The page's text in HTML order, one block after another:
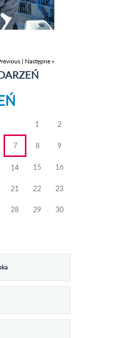
| Następne »
1 2
7 8 9
14 15 16
21 22 23
28 29 30